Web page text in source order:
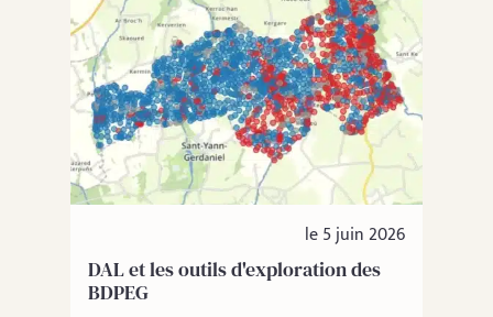
le 5 juin 2026
DAL et les outils d'exploration des
BDPEG